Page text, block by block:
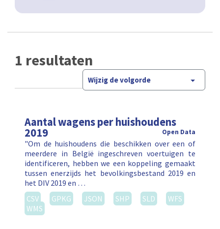
1 resultaten
Wijzig de volgorde
Aantal wagens per huishoudens
2019 Open Data
"Om de huishoudens die beschikken over een of
meerdere in België ingeschreven voertuigen te
identificeren, hebben we een koppeling gemaakt
tussen enerzijds het bevolkingsbestand 2019 en
het DIV 2019 en …
CSV
GPKG JSON SHP SLD
WFS
WMS